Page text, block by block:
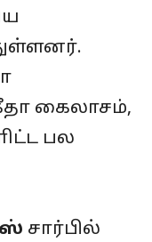
கைலாசம்,
பல
சார்பில்